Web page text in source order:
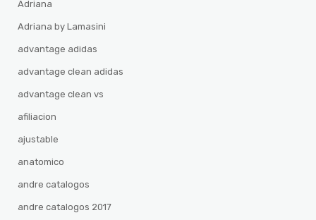
Adriana
Adriana by Lamasini
advantage adidas
advantage clean adidas
advantage clean vs
afiliacion
ajustable
anatomico
andre catalogos
andre catalogos 2017